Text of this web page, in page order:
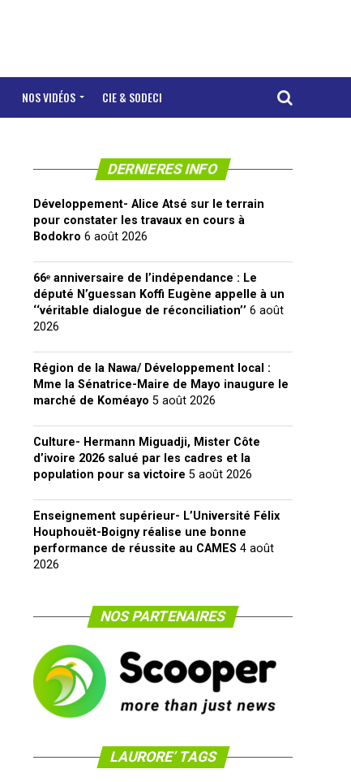
NOS VIDÉOS CIE & SODECI
DERNIERES INFO
Développement- Alice Atsé sur le terrain
pour constater les travaux en cours à
Bodokro 6 août 2026
66ᵉ anniversaire de l’indépendance : Le
député N’guessan Koffi Eugène appelle à un
‘‘véritable dialogue de réconciliation’’ 6 août
2026
Région de la Nawa/ Développement local :
Mme la Sénatrice-Maire de Mayo inaugure le
marché de Koméayo 5 août 2026
Culture- Hermann Miguadji, Mister Côte
d’ivoire 2026 salué par les cadres et la
population pour sa victoire 5 août 2026
Enseignement supérieur- L’Université Félix
Houphouët-Boigny réalise une bonne
performance de réussite au CAMES 4 août
2026
NOS PARTENAIRES
LAURORE’ TAGS